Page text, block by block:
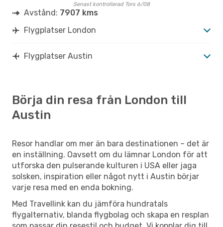
Senast kontrollerad Tors 6/08
Avstånd: 7907 kms
Flygplatser London
Flygplatser Austin
Börja din resa från London till
Austin
Resor handlar om mer än bara destinationen – det är
en inställning. Oavsett om du lämnar London för att
utforska den pulserande kulturen i USA eller jaga
solsken, inspiration eller något nytt i Austin börjar
varje resa med en enda bokning.
Med Travellink kan du jämföra hundratals
flygalternativ, blanda flygbolag och skapa en resplan